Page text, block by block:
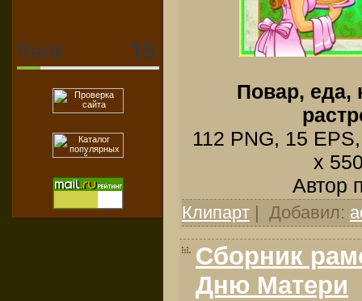
Повар, еда,
112 PNG, 15
x
Автор
Клипарт | Добавил:
Сборник
Дню Матери